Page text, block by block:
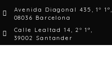
Avenida Diagonal 435, 1º 1ª,
08036 Barcelona
Calle Lealtad 14, 2º 1ª,
39002 Santander